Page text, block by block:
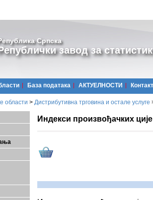
Српска
завод за
Базa података АКТУЕЛНОСТИ Контакт
области > Дистрибутивна трговина и остале услуге
Индекси произвођачких